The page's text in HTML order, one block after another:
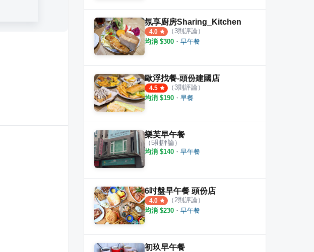
氛享廚房Sharing_Kitchen
4.0 （3則評論）
均消 $300 ・ 早午餐
歐浮找餐-頭份建國店
4.5 （3則評論）
均消 $190 ・ 早餐
樂芙早午餐
（5則評論）
均消 $140 ・ 早午餐
6吋盤早午餐 頭份店
4.0 （2則評論）
均消 $230 ・ 早午餐
初玖早午餐